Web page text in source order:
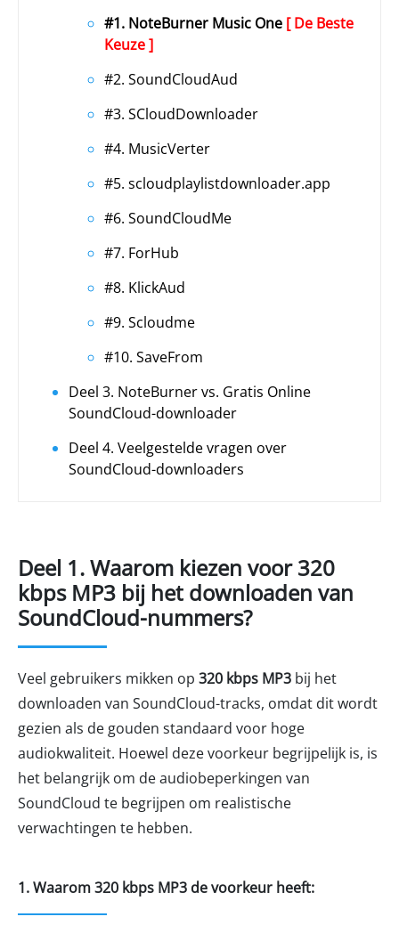
#1. NoteBurner Music One [ De Beste
Keuze ]
#2. SoundCloudAud
#3. SCloudDownloader
#4. MusicVerter
#5. scloudplaylistdownloader.app
#6. SoundCloudMe
#7. ForHub
#8. KlickAud
#9. Scloudme
#10. SaveFrom
Deel 3. NoteBurner vs. Gratis Online
SoundCloud-downloader
Deel 4. Veelgestelde vragen over
SoundCloud-downloaders
Deel 1. Waarom kiezen voor 320
kbps MP3 bij het downloaden van
SoundCloud-nummers?
Veel gebruikers mikken op 320 kbps MP3 bij het
downloaden van SoundCloud-tracks, omdat dit wordt
gezien als de gouden standaard voor hoge
audiokwaliteit. Hoewel deze voorkeur begrijpelijk is, is
het belangrijk om de audiobeperkingen van
SoundCloud te begrijpen om realistische
verwachtingen te hebben.
1. Waarom 320 kbps MP3 de voorkeur heeft: